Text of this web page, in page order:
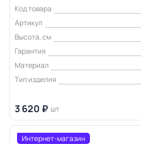
Код товара
Артикул
Высота, см
Гарантия
Материал
Тип изделия
3 620 ₽ шт
Интернет-магазин